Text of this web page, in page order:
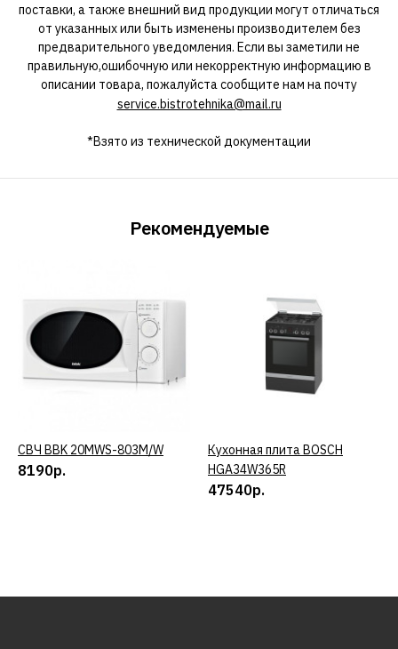
поставки, а также внешний вид продукции могут отличаться
от указанных или быть изменены производителем без
предварительного уведомления. Если вы заметили не
правильную,ошибочную или некорректную информацию в
описании товара, пожалуйста сообщите нам на почту
service.bistrotehnika@mail.ru
*Взято из технической документации
Рекомендуемые
КУПИТЬ
СВЧ BBK 20MWS-803M/W
8190р.
КУПИТЬ
Кухонная плита BOSCH
HGA34W365R
47540р.